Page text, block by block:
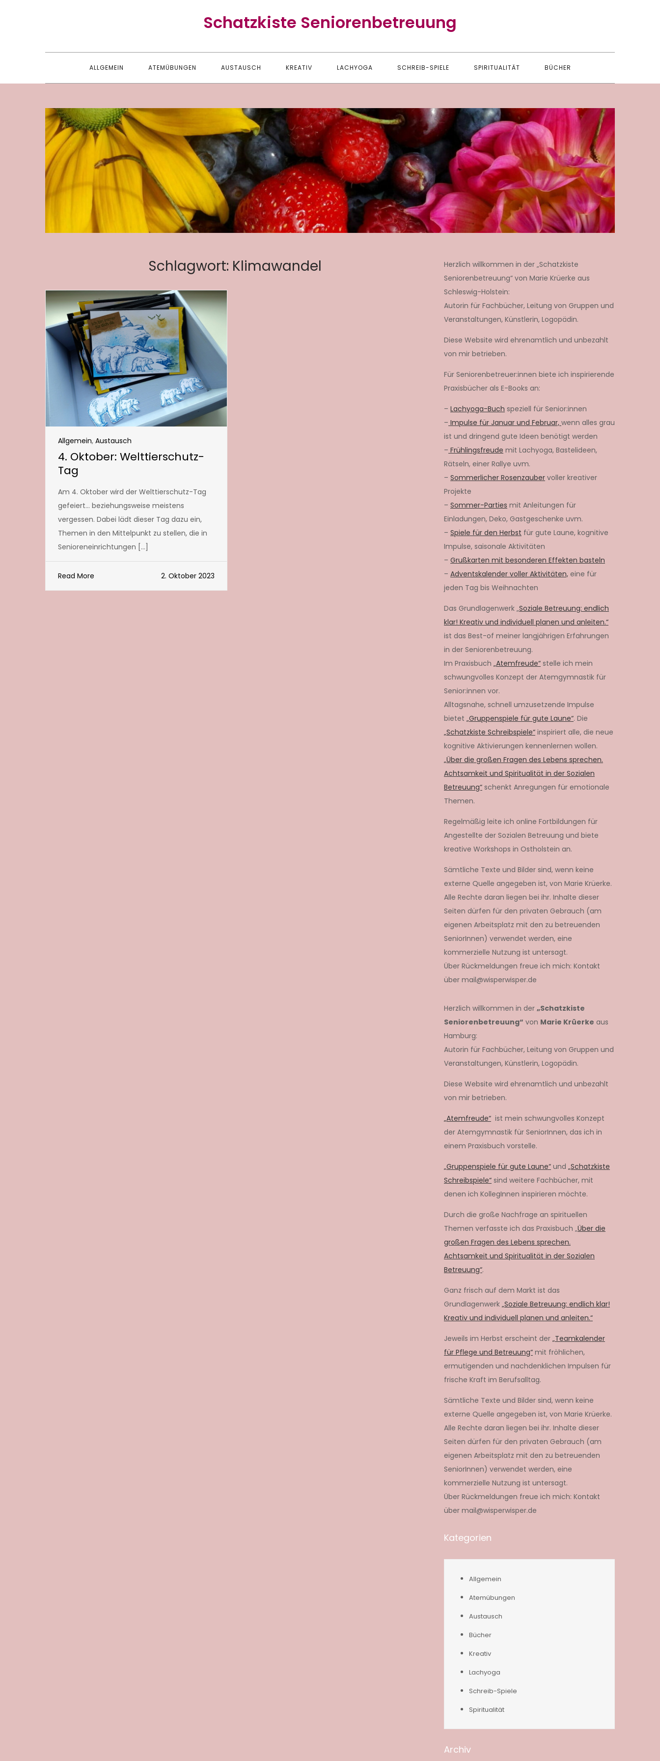
Schatzkiste Seniorenbetreuung
ALLGEMEIN ATEMÜBUNGEN AUSTAUSCH KREATIV LACHYOGA SCHREIB-SPIELE SPIRITUALITÄT BÜCHER
Schlagwort: Klimawandel
Allgemein, Austausch
4. Oktober: Welttierschutz-
Tag
Am 4. Oktober wird der Welttierschutz-Tag
gefeiert… beziehungsweise meistens
vergessen. Dabei lädt dieser Tag dazu ein,
Themen in den Mittelpunkt zu stellen, die in
Senioreneinrichtungen […]
Read More 2. Oktober 2023
Herzlich willkommen in der „Schatzkiste
Seniorenbetreuung“ von Marie Krüerke aus
Schleswig-Holstein:
Autorin für Fachbücher, Leitung von Gruppen und
Veranstaltungen, Künstlerin, Logopädin.
Diese Website wird ehrenamtlich und unbezahlt
von mir betrieben.
Für Seniorenbetreuer:innen biete ich inspirierende
Praxisbücher als E-Books an:
– Lachyoga-Buch speziell für Senior:innen
– Impulse für Januar und Februar, wenn alles grau
ist und dringend gute Ideen benötigt werden
– Frühlingsfreude mit Lachyoga, Bastelideen,
Rätseln, einer Rallye uvm.
– Sommerlicher Rosenzauber voller kreativer
Projekte
– Sommer-Parties mit Anleitungen für
Einladungen, Deko, Gastgeschenke uvm.
– Spiele für den Herbst für gute Laune, kognitive
Impulse, saisonale Aktivitäten
– Grußkarten mit besonderen Effekten basteln
– Adventskalender voller Aktivitäten, eine für
jeden Tag bis Weihnachten
Das Grundlagenwerk „Soziale Betreuung: endlich
klar! Kreativ und individuell planen und anleiten.“
ist das Best-of meiner langjährigen Erfahrungen
in der Seniorenbetreuung.
Im Praxisbuch „Atemfreude“ stelle ich mein
schwungvolles Konzept der Atemgymnastik für
Senior:innen vor.
Alltagsnahe, schnell umzusetzende Impulse
bietet „Gruppenspiele für gute Laune“. Die
„Schatzkiste Schreibspiele“ inspiriert alle, die neue
kognitive Aktivierungen kennenlernen wollen.
„Über die großen Fragen des Lebens sprechen.
Achtsamkeit und Spiritualität in der Sozialen
Betreuung“ schenkt Anregungen für emotionale
Themen.
Regelmäßig leite ich online Fortbildungen für
Angestellte der Sozialen Betreuung und biete
kreative Workshops in Ostholstein an.
Sämtliche Texte und Bilder sind, wenn keine
externe Quelle angegeben ist, von Marie Krüerke.
Alle Rechte daran liegen bei ihr. Inhalte dieser
Seiten dürfen für den privaten Gebrauch (am
eigenen Arbeitsplatz mit den zu betreuenden
SeniorInnen) verwendet werden, eine
kommerzielle Nutzung ist untersagt.
Über Rückmeldungen freue ich mich: Kontakt
über mail@wisperwisper.de
Herzlich willkommen in der „Schatzkiste
Seniorenbetreuung“ von Marie Krüerke aus
Hamburg:
Autorin für Fachbücher, Leitung von Gruppen und
Veranstaltungen, Künstlerin, Logopädin.
Diese Website wird ehrenamtlich und unbezahlt
von mir betrieben.
„Atemfreude“ ist mein schwungvolles Konzept
der Atemgymnastik für SeniorInnen, das ich in
einem Praxisbuch vorstelle.
„Gruppenspiele für gute Laune“ und „Schatzkiste
Schreibspiele“ sind weitere Fachbücher, mit
denen ich KollegInnen inspirieren möchte.
Durch die große Nachfrage an spirituellen
Themen verfasste ich das Praxisbuch „Über die
großen Fragen des Lebens sprechen.
Achtsamkeit und Spiritualität in der Sozialen
Betreuung“.
Ganz frisch auf dem Markt ist das
Grundlagenwerk „Soziale Betreuung: endlich klar!
Kreativ und individuell planen und anleiten.“
Jeweils im Herbst erscheint der „Teamkalender
für Pflege und Betreuung“ mit fröhlichen,
ermutigenden und nachdenklichen Impulsen für
frische Kraft im Berufsalltag.
Sämtliche Texte und Bilder sind, wenn keine
externe Quelle angegeben ist, von Marie Krüerke.
Alle Rechte daran liegen bei ihr. Inhalte dieser
Seiten dürfen für den privaten Gebrauch (am
eigenen Arbeitsplatz mit den zu betreuenden
SeniorInnen) verwendet werden, eine
kommerzielle Nutzung ist untersagt.
Über Rückmeldungen freue ich mich: Kontakt
über mail@wisperwisper.de
Kategorien
Allgemein
Atemübungen
Austausch
Bücher
Kreativ
Lachyoga
Schreib-Spiele
Spiritualität
Archiv